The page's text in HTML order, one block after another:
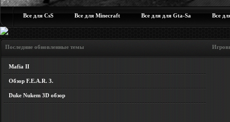
Все для CsS Все для Minecraft Все для для Gta-Sa Все
Последние обновленные темы Игровые
Mafia II
Обзор F.E.A.R. 3.
Duke Nukem 3D обзор